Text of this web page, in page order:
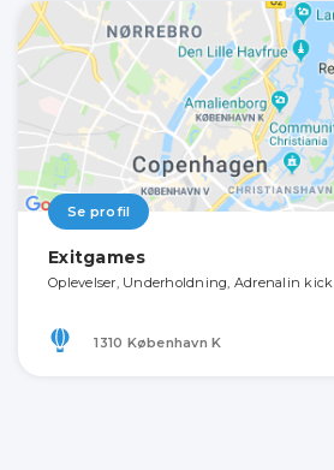
Se profil
Exitgames
Oplevelser, Underholdning, Adrenalin kick
1310 København K